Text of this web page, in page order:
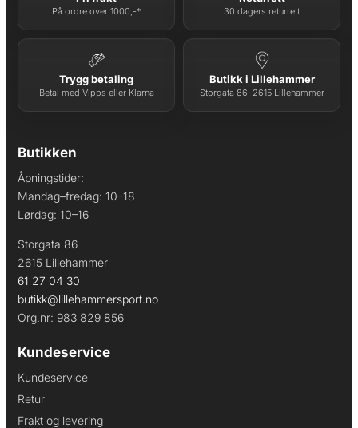
På ordre over 1000,-* 30 dagers returrett
Trygg betaling
Betal med Vipps eller Klarna
Butikk i Lillehammer
Storgata 86, 2615 Lillehammer
Butikken
Åpningstider:
Mandag–fredag: 10–18
Lørdag: 10–16
Storgata 86
2615 Lillehammer
61 27 04 30
butikk@lillehammersport.no
Org.nr: 983 829 856
Kundeservice
Kundeservice
Retur
Frakt og levering